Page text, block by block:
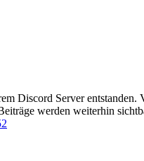
Discord Server
werden weiterhin